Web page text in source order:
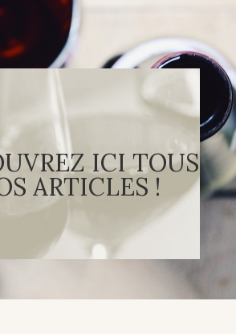
ICI TOUS
ARTICLES !